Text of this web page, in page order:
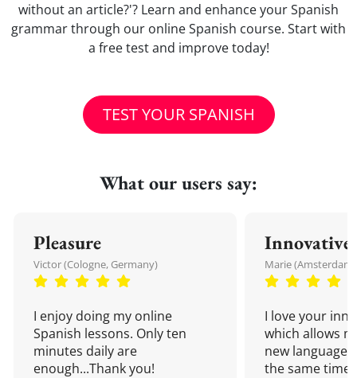
without an article?'? Learn and enhance your Spanish
grammar through our online Spanish course. Start with
a free test and improve today!
TEST YOUR SPANISH
What our users say:
Pleasure
Victor (Cologne, Germany)
I enjoy doing my online
Spanish lessons. Only ten
minutes daily are
enough...Thank you!
Innovative
Marie
I love your
which allows
new language
the same time!